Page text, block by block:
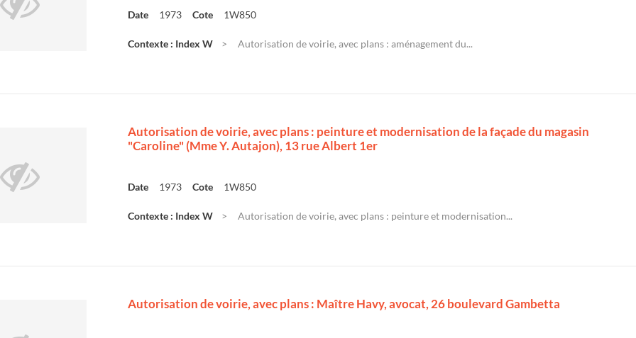
Date 1973 Cote 1W850
Contexte : Index W Autorisation de voirie, avec plans : aménagement du...
Autorisation de voirie, avec plans : peinture et modernisation de la façade du magasin
"Caroline" (Mme Y. Autajon), 13 rue Albert 1er
Date 1973 Cote 1W850
Contexte : Index W Autorisation de voirie, avec plans : peinture et modernisation...
Autorisation de voirie, avec plans : Maître Havy, avocat, 26 boulevard Gambetta